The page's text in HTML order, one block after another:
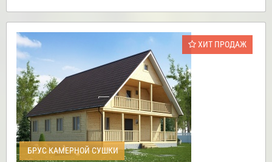
ХИТ ПРОДАЖ
БРУС КАМЕРНОЙ СУШКИ